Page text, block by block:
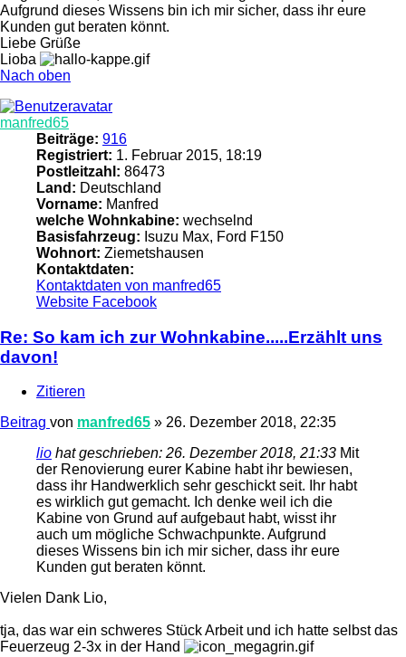
Aufgrund dieses Wissens bin ich mir sicher, dass ihr eure
Kunden gut beraten könnt.
Liebe Grüße
Lioba
Nach oben
manfred65
Beiträge: 916
Registriert: 1. Februar 2015, 18:19
Postleitzahl: 86473
Land: Deutschland
Vorname: Manfred
welche Wohnkabine: wechselnd
Basisfahrzeug: Isuzu Max, Ford F150
Wohnort: Ziemetshausen
Kontaktdaten:
Kontaktdaten von manfred65
Website Facebook
Re: So kam ich zur Wohnkabine.....Erzählt uns
davon!
Zitieren
Beitrag von manfred65 » 26. Dezember 2018, 22:35
lio hat geschrieben: 26. Dezember 2018, 21:33 Mit
der Renovierung eurer Kabine habt ihr bewiesen,
dass ihr Handwerklich sehr geschickt seit. Ihr habt
es wirklich gut gemacht. Ich denke weil ich die
Kabine von Grund auf aufgebaut habt, wisst ihr
auch um mögliche Schwachpunkte. Aufgrund
dieses Wissens bin ich mir sicher, dass ihr eure
Kunden gut beraten könnt.
Vielen Dank Lio,
tja, das war ein schweres Stück Arbeit und ich hatte selbst das
Feuerzeug 2-3x in der Hand